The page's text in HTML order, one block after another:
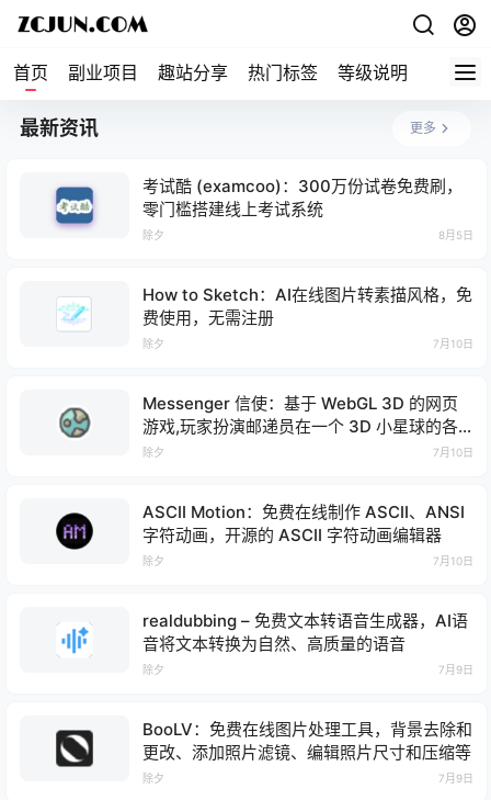
首页 副业项目 趣站分享 热门标签 等级说明 关于本
最新资讯 更多
考试酷 (examcoo)：300万份试卷免费刷，
零门槛搭建线上考试系统
除夕 8月5日
How to Sketch：AI在线图片转素描风格，免
费使用，无需注册
除夕 7月10日
Messenger 信使：基于 WebGL 3D 的网页
游戏,玩家扮演邮递员在一个 3D 小星球的各
地点漫步穿梭，完成送信任务
除夕 7月10日
ASCII Motion：免费在线制作 ASCII、ANSI
字符动画，开源的 ASCII 字符动画编辑器
除夕 7月10日
realdubbing – 免费文本转语音生成器，AI语
音将文本转换为自然、高质量的语音
除夕 7月9日
BooLV：免费在线图片处理工具，背景去除和
更改、添加照片滤镜、编辑照片尺寸和压缩等
除夕 7月9日